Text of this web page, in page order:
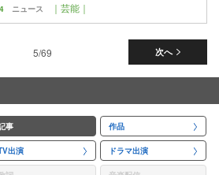
ニュース ｜芸能｜
次へ
5/69
事 作品
出演 ドラマ出演